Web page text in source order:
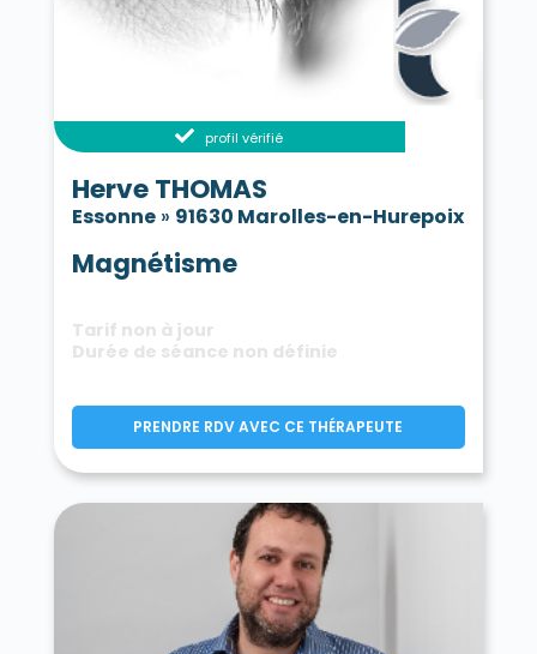
profil vérifié
Herve THOMAS
Essonne» 91630 Marolles-en-Hurepoix
Magnétisme
Tarif non à jour
Durée de séance non définie
PRENDRE RDV AVEC CE THÉRAPEUTE